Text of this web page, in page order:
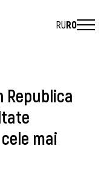
RURO
Republica
mai